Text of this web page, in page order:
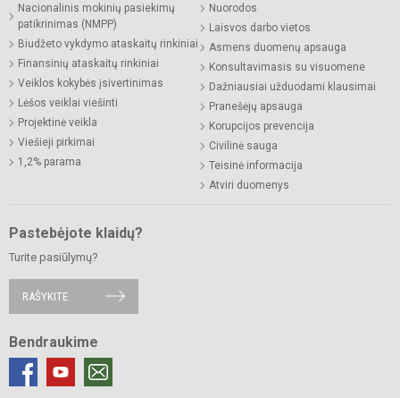
Nacionalinis mokinių pasiekimų
patikrinimas (NMPP)
Biudžeto vykdymo ataskaitų rinkiniai
Finansinių ataskaitų rinkiniai
Veiklos kokybės įsivertinimas
Lėšos veiklai viešinti
Projektinė veikla
Viešieji pirkimai
1,2% parama
Nuorodos
Laisvos darbo vietos
Asmens duomenų apsauga
Konsultavimasis su visuomene
Dažniausiai užduodami klausimai
Pranešėjų apsauga
Korupcijos prevencija
Civilinė sauga
Teisinė informacija
Atviri duomenys
Pastebėjote klaidų?
Turite pasiūlymų?
RAŠYKITE
Bendraukime